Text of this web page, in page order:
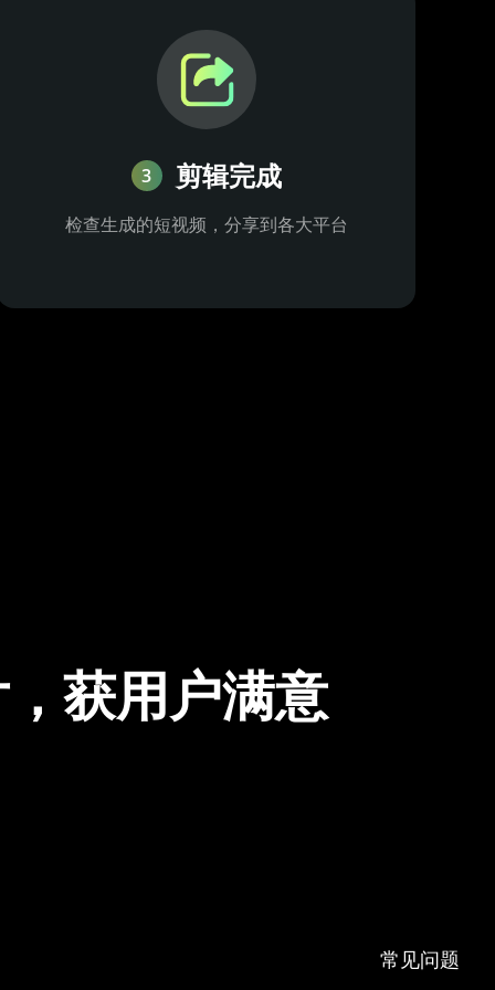
3 剪辑完成
检查生成的短视频，分享到各大平台
获用户满意
常见问题